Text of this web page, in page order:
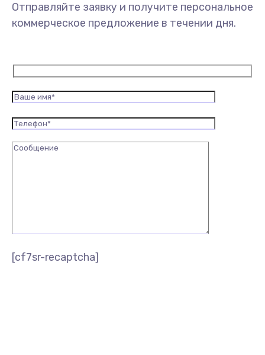
Отправляйте заявку и получите персональное
коммерческое предложение в течении дня.
[cf7sr-recaptcha]